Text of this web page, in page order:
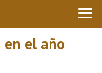
en el año